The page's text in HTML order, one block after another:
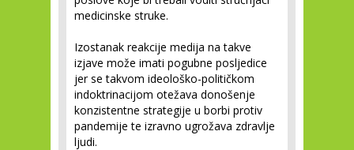
medicinske struke.
Izostanak reakcije medija na takve
izjave može imati pogubne posljedice
jer se takvom ideološko-političkom
indoktrinacijom otežava donošenje
konzistentne strategije u borbi protiv
pandemije te izravno ugrožava zdravlje
ljudi.